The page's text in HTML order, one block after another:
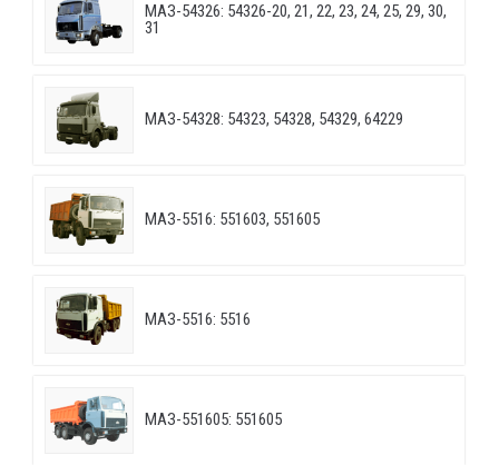
МАЗ-54326: 54326-20, 21, 22, 23, 24, 25, 29, 30,
31
МАЗ-54328: 54323, 54328, 54329, 64229
МАЗ-5516: 551603, 551605
МАЗ-5516: 5516
МАЗ-551605: 551605